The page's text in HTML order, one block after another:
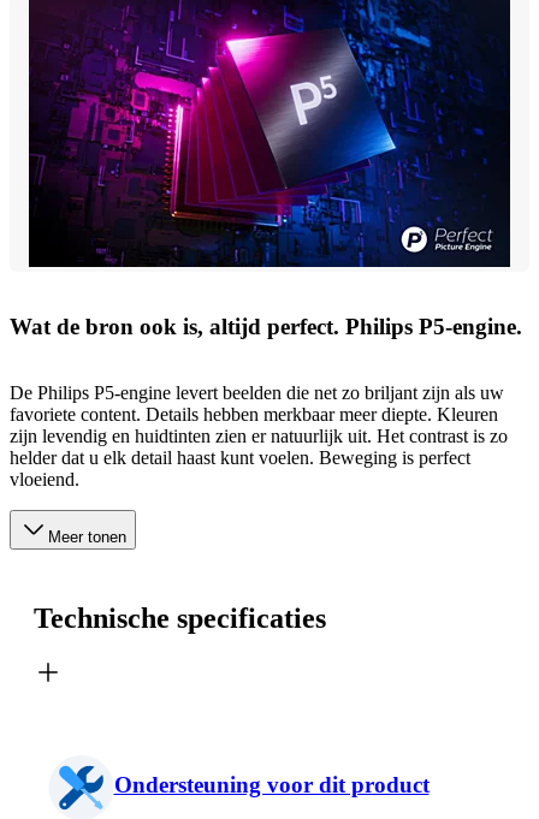
Wat de bron ook is, altijd perfect. Philips P5-engine.
De Philips P5-engine levert beelden die net zo briljant zijn als uw
favoriete content. Details hebben merkbaar meer diepte. Kleuren
zijn levendig en huidtinten zien er natuurlijk uit. Het contrast is zo
helder dat u elk detail haast kunt voelen. Beweging is perfect
vloeiend.
Meer tonen
Technische specificaties
Ondersteuning voor dit product